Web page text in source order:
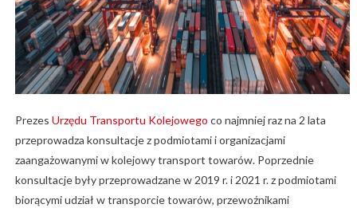
Prezes Urzędu Transportu Kolejowego co najmniej raz na 2 lata
przeprowadza konsultacje z podmiotami i organizacjami
zaangażowanymi w kolejowy transport towarów. Poprzednie
konsultacje były przeprowadzane w 2019 r. i 2021 r. z podmiotami
biorącymi udział w transporcie towarów, przewoźnikami